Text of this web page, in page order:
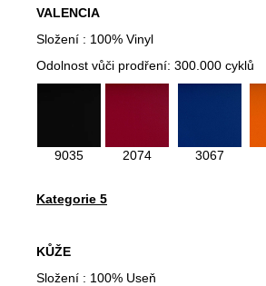
VALENCIA
Složení : 100% Vinyl
Odolnost vůči prodření: 300.000 cyklů
9035 2074 3067
Kategorie 5
KŮŽE
Složení : 100% Useň